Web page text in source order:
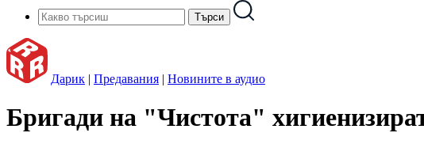
Дарик | Предавания | Новините в аудио
Бригади на "Чистота"